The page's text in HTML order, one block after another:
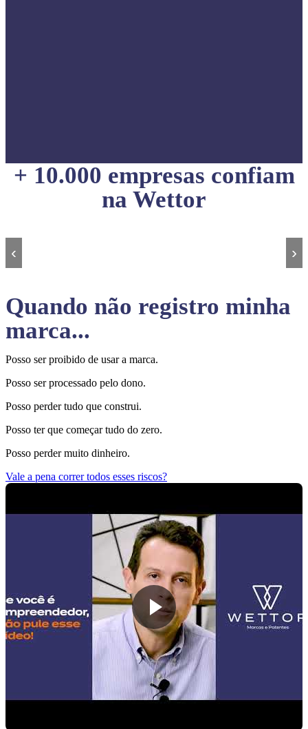
+ 10.000 empresas confiam
na Wettor
‹ ›
Quando não registro minha
marca...
Posso ser proibido de usar a marca.
Posso ser processado pelo dono.
Posso perder tudo que construi.
Posso ter que começar tudo do zero.
Posso perder muito dinheiro.
Vale a pena correr todos esses riscos?